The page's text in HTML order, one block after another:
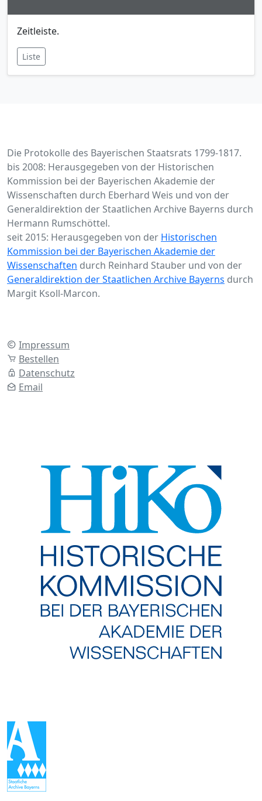
Zeitleiste.
Liste
Die Protokolle des Bayerischen Staatsrats 1799-1817.
bis 2008: Herausgegeben von der Historischen
Kommission bei der Bayerischen Akademie der
Wissenschaften durch Eberhard Weis und von der
Generaldirektion der Staatlichen Archive Bayerns durch
Hermann Rumschöttel.
seit 2015: Herausgegeben von der Historischen
Kommission bei der Bayerischen Akademie der
Wissenschaften durch Reinhard Stauber und von der
Generaldirektion der Staatlichen Archive Bayerns durch
Margit Ksoll-Marcon.
Impressum
Bestellen
Datenschutz
Email